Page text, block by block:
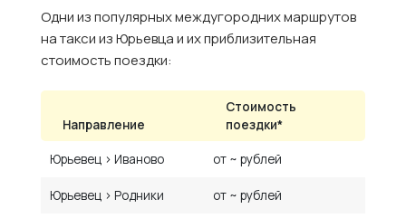
Одни из популярных междугородних маршрутов
на такси из Юрьевца и их приблизительная
стоимость поездки:
Направление
Стоимость
поездки*
Юрьевец › Иваново от ~ рублей
Юрьевец › Родники от ~ рублей